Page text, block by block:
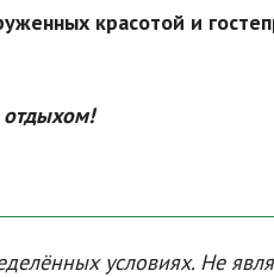
красотой и
отдыхом!
условиях. Не